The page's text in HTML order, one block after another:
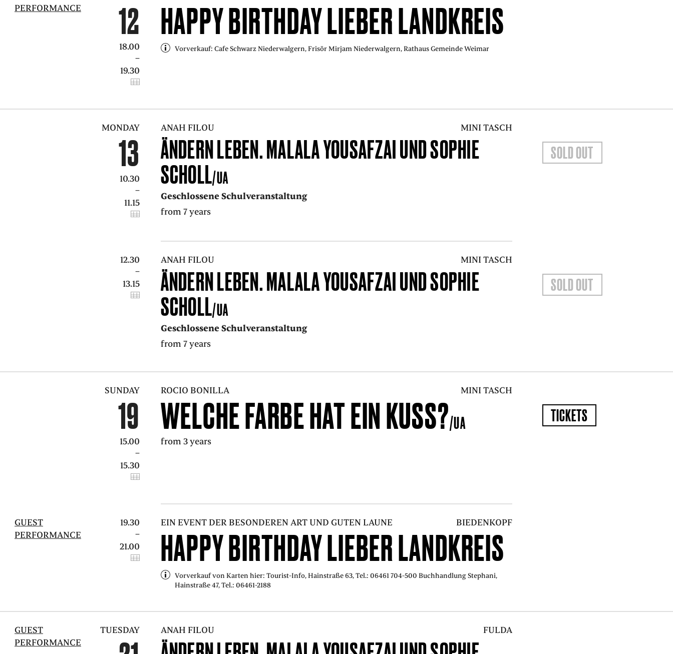
PERFORMANCE
12
18.00
–
19.30
HAPPY BIRTHDAY LIEBER LANDKREIS
Vorverkauf: Cafe Schwarz Niederwalgern, Frisör Mirjam Niederwalgern, Rathaus Gemeinde Weimar
MONDAY
13
10.30
–
11.15
MINI TASCH
ANAH FILOU
ÄNDERN LEBEN. MALALA YOUSAFZAI UND SOPHIE
SCHOLL/UA
Geschlossene Schulveranstaltung
from 7 years
SOLD OUT
12.30
–
13.15
MINI TASCH
ANAH FILOU
ÄNDERN LEBEN. MALALA YOUSAFZAI UND SOPHIE
SCHOLL/UA
Geschlossene Schulveranstaltung
from 7 years
SOLD OUT
SUNDAY
19
15.00
–
15.30
MINI TASCH
ROCIO BONILLA
WELCHE FARBE HAT EIN KUSS?/UA
from 3 years
TICKETS
GUEST
PERFORMANCE
19.30
–
21.00
BIEDENKOPF
EIN EVENT DER BESONDEREN ART UND GUTEN LAUNE
HAPPY BIRTHDAY LIEBER LANDKREIS
Vorverkauf von Karten hier: Tourist-Info, Hainstraße 63, Tel.: 06461 704-500 Buchhandlung Stephani,
Hainstraße 47, Tel.: 06461-2188
GUEST
PERFORMANCE
TUESDAY FULDA
ANAH FILOU